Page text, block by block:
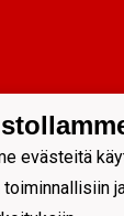
|
evästeitä